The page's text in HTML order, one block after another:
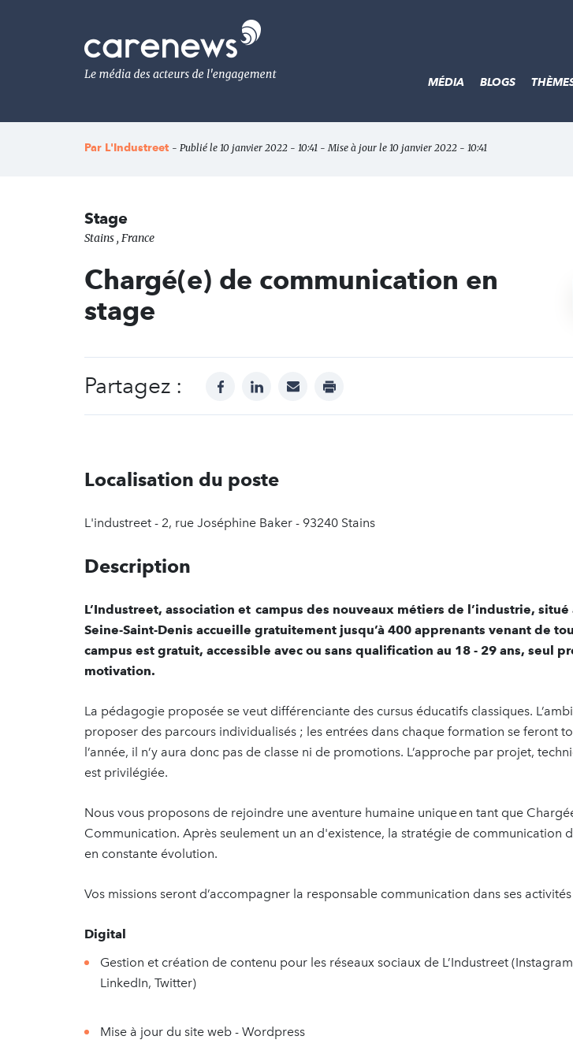
Le
média
de
l'engagement
MÉDIA BLOGS
Par L'Industreet - Publié le 10 janvier 2022 - 10:41 - Mise à jour le 10 janvier 2022 - 10:41
Stage
Stains , France
Chargé(e) de communication en
stage
Partagez : facebooklinkedinmail print
Localisation du poste
L'industreet - 2, rue Joséphine Baker - 93240 Stains
Description
L’Industreet, association et campus des nouveaux métiers de l’industrie, situé
Seine-Saint-Denis accueille gratuitement jusqu’à 400 apprenants venant de
campus est gratuit, accessible avec ou sans qualification au 18 - 29 ans, seul
motivation.
La pédagogie proposée se veut différenciante des cursus éducatifs classiques.
proposer des parcours individualisés ; les entrées dans chaque formation se feront
l’année, il n’y aura donc pas de classe ni de promotions. L’approche par projet,
est privilégiée.
Nous vous proposons de rejoindre une aventure humaine unique en tant que
Communication. Après seulement un an d'existence, la stratégie de communication
en constante évolution.
Vos missions seront d’accompagner la responsable communication dans ses
Digital
Gestion et création de contenu pour les réseaux sociaux de L’Industreet
LinkedIn, Twitter)
Mise à jour du site web - Wordpress